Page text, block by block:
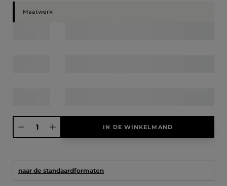
Maatwerk
IN DE WINKELMAND
naar de standaardformaten